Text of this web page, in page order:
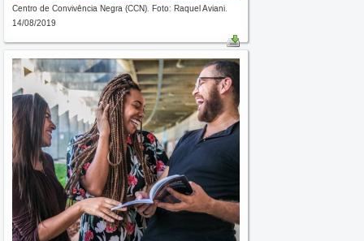
Centro de Convivência Negra (CCN). Foto: Raquel Aviani.
14/08/2019